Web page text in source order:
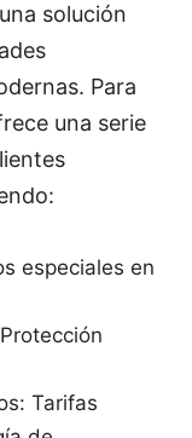
solución
Para
una serie
especiales en
Tarifas